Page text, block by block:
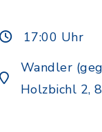
17:00 Uhr
Wandler
Holzbichl 2,